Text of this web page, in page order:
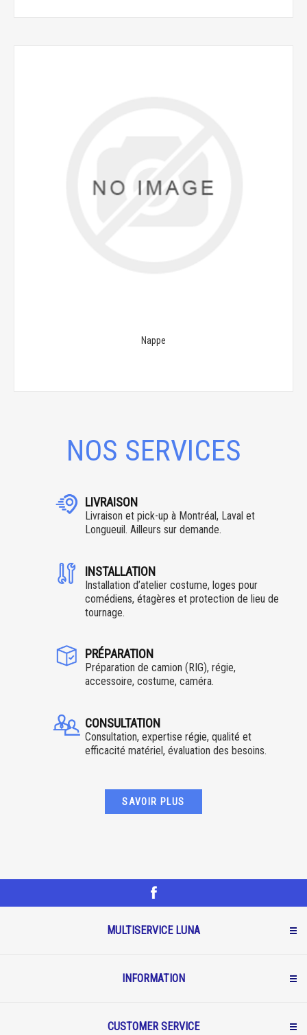
Nappe
NOS SERVICES
LIVRAISON
Livraison et pick-up à Montréal, Laval et
Longueuil. Ailleurs sur demande.
INSTALLATION
Installation d’atelier costume, loges pour
comédiens, étagères et protection de lieu de
tournage.
PRÉPARATION
Préparation de camion (RIG), régie,
accessoire, costume, caméra.
CONSULTATION
Consultation, expertise régie, qualité et
efficacité matériel, évaluation des besoins.
SAVOIR PLUS
MULTISERVICE LUNA
INFORMATION
CUSTOMER SERVICE